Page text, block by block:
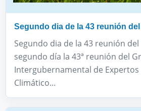
Segundo dia de la 43 reunión del
Segundo dia de la 43 reunión del
segundo día la 43ª reunión del
Intergubernamental de Expertos
Climático...